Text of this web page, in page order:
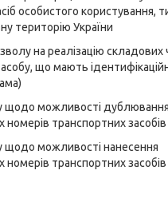
особистого користування,
територію України
на реалізацію складових
що мають
щодо можливості
номерів транспортних засобів
щодо можливості нанесення
номерів транспортних засобів